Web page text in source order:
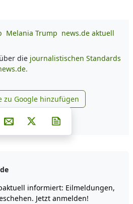
Melania Trump news.de aktuell
die journalistischen Standards
news.de zu Google
zu Google hinzufügen
auf Facebook
Teilen auf Whatsapp
Teilen auf Telegram
auf Pinterest
Per E-Mail teilen
Post auf X
informiert: Eilmeldungen,
Jetzt anmelden!